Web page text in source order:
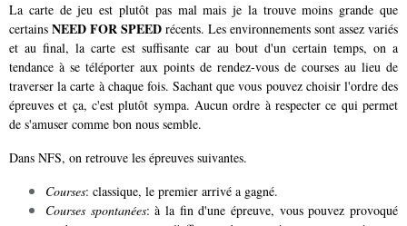
La carte de jeu est plutôt pas mal mais je la trouve moins grande que
certains NEED FOR SPEED récents. Les environnements sont assez variés
et au final, la carte est suffisante car au bout d'un certain temps, on a
tendance à se téléporter aux points de rendez-vous de courses au lieu de
traverser la carte à chaque fois. Sachant que vous pouvez choisir l'ordre des
épreuves et ça, c'est plutôt sympa. Aucun ordre à respecter ce qui permet
de s'amuser comme bon nous semble.
Dans NFS, on retrouve les épreuves suivantes.
Courses: classique, le premier arrivé a gagné.
Courses spontanées: à la fin d'une épreuve, vous pouvez provoqué